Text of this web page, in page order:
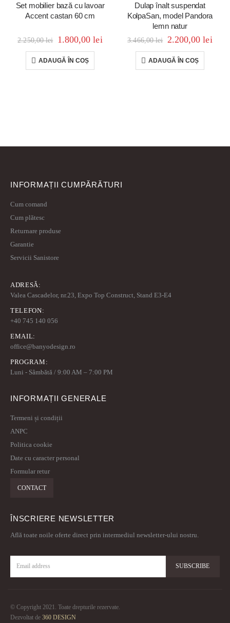
Set mobilier bază cu lavoar
Accent castan 60 cm
2.250,00lei 1.800,00lei
ADAUGĂ ÎN COȘ
Dulap înalt suspendat
KolpaSan, model Pandora
lemn natur
3.466,00lei 2.200,00lei
ADAUGĂ ÎN COȘ
INFORMAȚII CUMPĂRĂTURI
Cum comand
Cum plătesc
Returnare produse
Garantie
Servicii Sanistore
ADRESĂ:
Valea Cascadelor, nr.23, Expo Top Construct, Stand E3-E4
TELEFON:
+40 745 140 056
EMAIL:
office@banyodesign.ro
PROGRAM:
Luni - Sâmbătă / 9:00 AM – 7:00 PM
INFORMAȚII GENERALE
Termeni și condiții
ANPC
Politica cookie
Date cu caracter personal
Formular retur
CONTACT
ÎNSCRIERE NEWSLETTER
Află toate noile oferte direct prin intermediul newsletter-ului nostru.
© Copyright 2021. Toate drepturile rezervate.
Dezvoltat de 360 DESIGN